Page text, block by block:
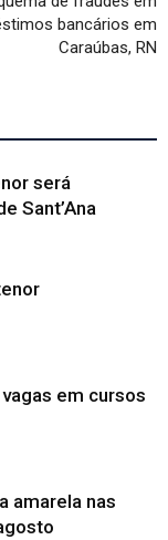
bancários em
Caraúbas, RN
será
Sant’Ana
em cursos
amarela nas